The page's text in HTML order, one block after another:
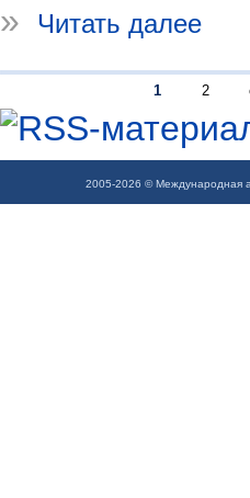
»
Читать далее
1 2
2005-2026 © Международная